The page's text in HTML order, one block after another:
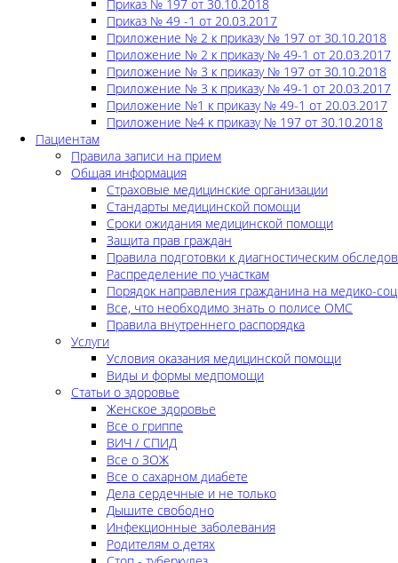
Приказ № 197 от 30.10.2018
Приказ № 49 -1 от 20.03.2017
Приложение № 2 к приказу № 197 от 30.10.2018
Приложение № 2 к приказу № 49-1 от 20.03.2017
Приложение № 3 к приказу № 197 от 30.10.2018
Приложение № 3 к приказу № 49-1 от 20.03.2017
Приложение №1 к приказу № 49-1 от 20.03.2017
Приложение №4 к приказу № 197 от 30.10.2018
Пациентам
Правила записи на прием
Общая информация
Страховые медицинские организации
Стандарты медицинской помощи
Сроки ожидания медицинской помощи
Защита прав граждан
Правила подготовки к диагностическим
Распределение по участкам
Порядок направления гражданина на медико-
Все, что необходимо знать о полисе ОМС
Правила внутреннего распорядка
Услуги
Условия оказания медицинской помощи
Виды и формы медпомощи
Статьи о здоровье
Женское здоровье
Все о гриппе
ВИЧ / СПИД
Все о ЗОЖ
Все о сахарном диабете
Дела сердечные и не только
Дышите свободно
Инфекционные заболевания
Родителям о детях